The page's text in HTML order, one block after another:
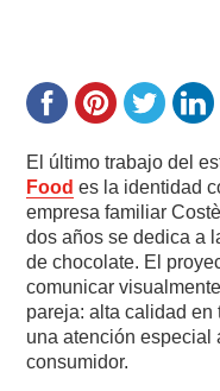
El último trabajo del
Food es la identidad
empresa familiar
dos años se dedica a
de chocolate. El
comunicar
pareja: alta calidad
una atención especial
consumidor.